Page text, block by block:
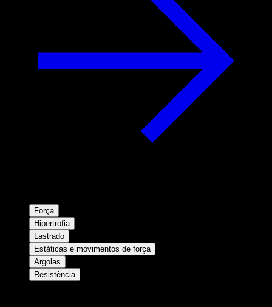
Força
Hipertrofia
Lastrado
Estáticas e movimentos de força
Argolas
Resistência